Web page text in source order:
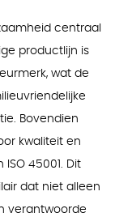
centraal
productlijn is
wat de
Bovendien
kwaliteit en
ISO 45001. Dit
dat niet alleen
verantwoorde